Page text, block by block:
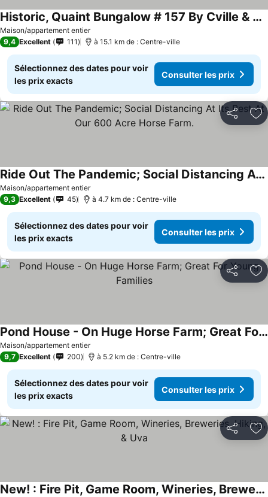
Maison/appartement entier
Historic, Quaint Bungalow # 157 By Cville & Pool
Consulter les prix
9,4 Excellent 111 à 15.1 km de : Centre-ville
Sélectionnez des dates pour voir
les prix exacts
Consulter les prix
Partager
Maison/appartement entier
Ride Out The Pandemic; Social Distancing At Its Best At Our 600 Acre Horse Farm.
Consulter les prix
9,3 Excellent 45 à 4.7 km de : Centre-ville
Sélectionnez des dates pour voir
les prix exacts
Consulter les prix
Partager
Maison/appartement entier
Pond House - On Huge Horse Farm; Great For Young Families
Consulter les prix
9,7 Excellent 200 à 5.2 km de : Centre-ville
Sélectionnez des dates pour voir
les prix exacts
Consulter les prix
Partager
New! : Fire Pit, Game Room, Wineries, Breweries, Hiking, & Uva